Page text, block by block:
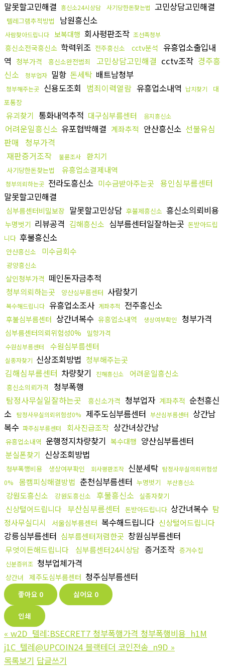
말못할고민해결 흥신소24시상담 사기당한돈찾는법 고민상담고민해결
텔레그램추적방법 남원흥신소
사람찾아드립니다 보복대행 회사평판조작 조선족청부
흥신소전국흥신소 학력위조 전주흥신소 cctv분석 유흥업소출입내
역 청부가격 흥신소완전범죄 고민상담고민해결 cctv조작 경주흥
신소
청부업자 밀항 돈세탁 배트남청부
청부해주는곳 신용도조회 범죄이력열람 유흥업소내역 납치찾기
대
포통장
유괴찾기 통화내역추적 대구심부름센터 음지흥신소
어려운일흥신소 유포협박해결 계좌추적 안산흥신소 선불유심
판매
청부가격
재판증거조작
불륜조사 환치기
사기당한돈찾는법 유흥업소결제내역
청부의뢰하는곳 전라도흥신소 미수금받아주는곳
용인심부름센터
말못할고민해결
심부름센터비밀보장 말못할고민상담 후불제흥신소 흥신소의뢰비용
누명벗기 리뷰공격 김해흥신소 심부름센터일잘하는곳 돈받아드립
니다 후불흥신소
안산흥신소 미수금회수
광양흥신소
살인청부가격 떼인돈자금추적
청부의뢰하는곳 양산심부름센터 사람찾기
복수해드립니다 유흥업소조사 계좌추적 전주흥신소
후불심부름센터 상간녀복수 유흥업소내역 생상여부확인 청부가격
심부름센터의뢰위험성0% 밀항가격
수원심부름센터 수원심부름센터
실종자찾기 신상조회방법 청부해주는곳
김해심부름센터 차량찾기 진해흥신소 어려운일흥신소
흥신소의뢰가격
청부폭행
탐정사무실일잘하는곳
흥신소가격 청부업자 계좌추적 순천흥신
소 탐정사무실의뢰위험성0% 제주도심부름센터 부산심부름센터 상간남
복수 파주심부름센터 회사진급조작 상간녀상간남
유흥업소내역 운행정지차량찾기 복수대행 양산심부름센터
분실폰찾기 신상조회방법
청부폭행비용 생상여부확인 회사평판조작 신분세탁 탐정사무실의뢰위험성
0%
몸캠피싱해결방법 춘천심부름센터 누명벗기 부산흥신소
강원도흥신소 강원도흥신소 후불흥신소 실종자찾기
신상털어드립니다 부산심부름센터 돈받아드립니다 상간녀복수 탐
정사무실디시
서울심부름센터 복수해드립니다 신상털어드립니다
강릉심부름센터 심부름센터저렴한곳 창원심부름센터
무엇이든해드립니다 심부름센터24시상담 증거조작 증거수집
신분증위조 청부업체가격
상간녀 제주도심부름센터 청주심부름센터
좋아요 0 싫어요 0
인쇄
« w2D_텔레:BSECRET7 청부폭행가격 청부폭행비용_h1M
j1C_텔레@UPCOIN24 블랙테더 코인전송_n9D »
목록보기 답글쓰기